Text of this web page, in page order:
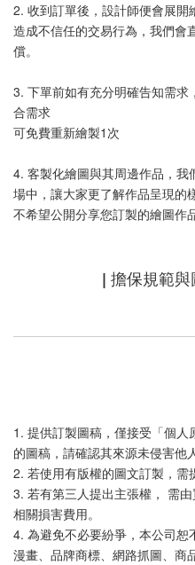
2. 收到訂單後，設計師便會展
造成不信任的交易行為，我們會
償。
3. 下單前如有充分明確告知需
合需求
可免費重新繪製1次
4. 客製化繪圖與其周邊作品，
場中，讓大家更了解作品呈現的
不希望公開分享您訂製的繪圖作
| 擔保規範
1. 提供訂製圖稿，僅接受「個人
的圖稿，請確認其來源未侵害他
2. 若使用有版權的圖文訂製，需
3. 若有第三人提出主張權， 需
相關損害費用。
4. 為避免不必要紛爭，本公司恕
漫畫、品牌商標、網路抓圖、商